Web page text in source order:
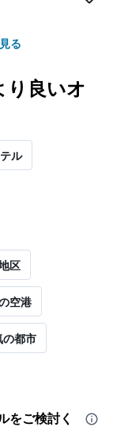
る
り良いオ
ル
区
空港
の都市
をご検討く